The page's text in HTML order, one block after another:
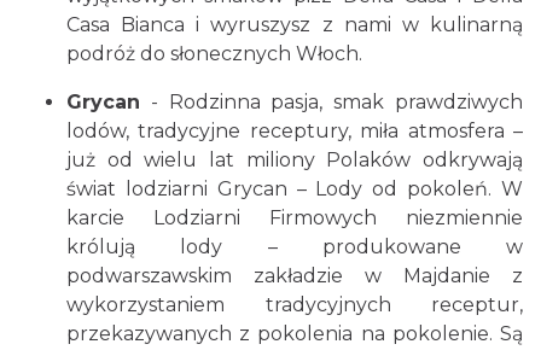
Casa Bianca i wyruszysz z nami w kulinarną
podróż do słonecznych Włoch.
Grycan - Rodzinna pasja, smak prawdziwych
lodów, tradycyjne receptury, miła atmosfera –
już od wielu lat miliony Polaków odkrywają
świat lodziarni Grycan – Lody od pokoleń. W
karcie Lodziarni Firmowych niezmiennie
królują lody – produkowane w
podwarszawskim zakładzie w Majdanie z
wykorzystaniem tradycyjnych receptur,
przekazywanych z pokolenia na pokolenie. Są